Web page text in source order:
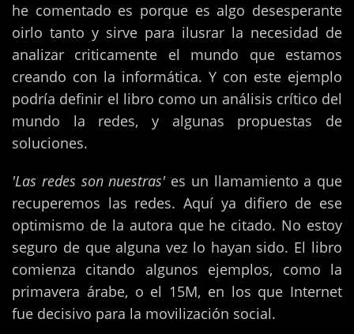
he comentado es porque es algo desesperante
oirlo tanto y sirve para ilusrar la necesidad de
analizar criticamente el mundo que estamos
creando con la informática. Y con este ejemplo
podría definir el libro como un análisis crítico del
mundo la redes, y algunas propuestas de
soluciones.
'Las redes son nuestras'es un llamamiento a que
recuperemos las redes. Aquí ya difiero de ese
optimismo de la autora que he citado. No estoy
seguro de que alguna vez lo hayan sido. El libro
comienza citando algunos ejemplos, como la
primavera árabe, o el 15M, en los que Internet
fue decisivo para la movilización social.